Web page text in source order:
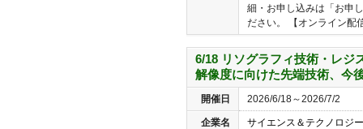
細・お申し込みは「お申
ださい。 【オンライン
6/18 リソグラフィ技術・レジ
解像度に向けた先端技術、今
開催日 2026/6/18～2026/7/2
企業名 サイエンス＆テクノロジ